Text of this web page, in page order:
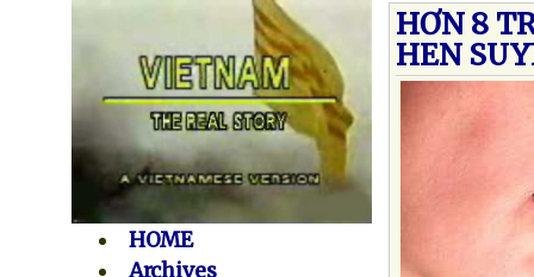
HOME
Archives
HƠN 8
HEN